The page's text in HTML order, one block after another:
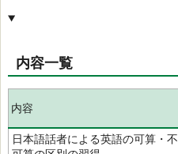
内容一覧
内容
日本語話者による英語の可算・不